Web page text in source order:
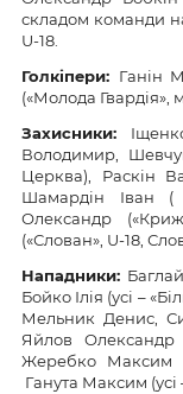
складом команди
U-18.
Голкіпери: Ганін
(«Молода Гвардія»,
Захисники:
Володимир,
Церква), Раскін
Шамардін Іван (
Олександр
(«Слован», U-18,
Нападники:
Бойко Ілія (усі –
Мельник Денис,
Яйлов Олександр
Жеребко Максим
Ганута Максим (усі